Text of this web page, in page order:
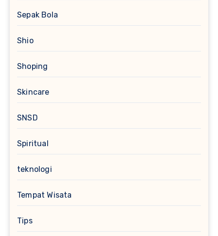
Sepak Bola
Shio
Shoping
Skincare
SNSD
Spiritual
teknologi
Tempat Wisata
Tips